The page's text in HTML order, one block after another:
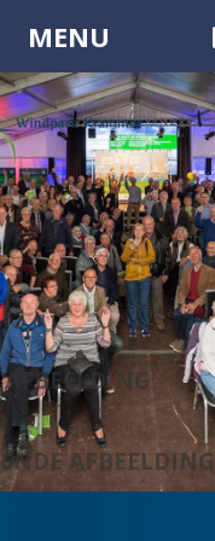
MENU
HAAR
AFBEELDING
AFBEELDING